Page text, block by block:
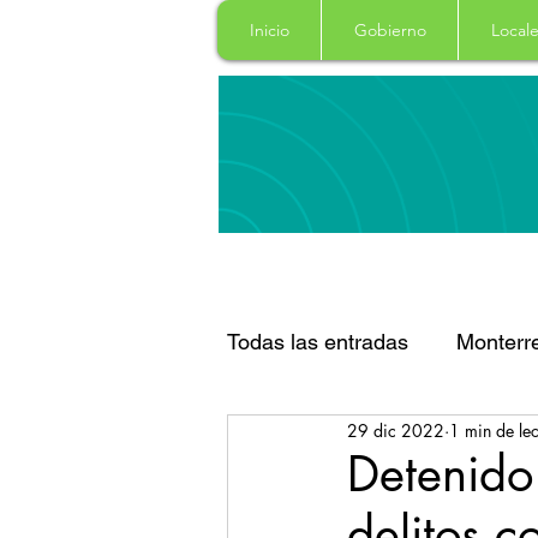
Inicio Gobierno
Todas las entradas
Santa Catarina San
29 dic 2022 1 min de